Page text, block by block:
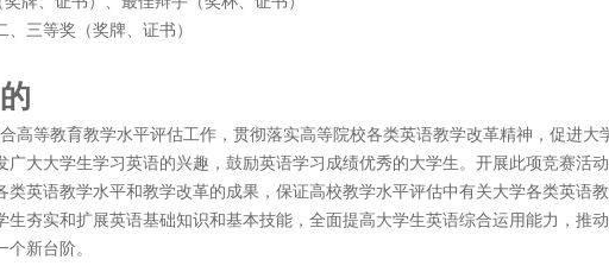
、三等奖（奖牌、证书）
等教育教学水平评估工作，贯彻落实高等院校各类英语教学改革精神，促进大
广大大学生学习英语的兴趣，鼓励英语学习成绩优秀的大学生。开展此项竞赛活
类英语教学水平和教学改革的成果，保证高校教学水平评估中有关大学各类英语
生夯实和扩展英语基础知识和基本技能，全面提高大学生英语综合运用能力，推
新台阶。